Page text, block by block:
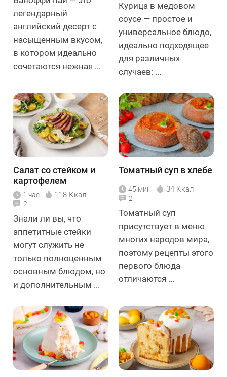
легендарный
английский десерт с
насыщенным вкусом,
в котором идеально
сочетаются нежная ...
Курица в медовом
соусе — простое и
универсальное блюдо,
идеально подходящее
для различных
случаев: ...
Салат со стейком и
картофелем
1 час 118 Ккал
2
Знали ли вы, что
аппетитные стейки
могут служить не
только полноценным
основным блюдом, но
и дополнительным ...
Томатный суп в хлебе
45 мин 34 Ккал
2
Томатный суп
присутствует в меню
многих народов мира,
поэтому рецепты этого
первого блюда
отличаются ...